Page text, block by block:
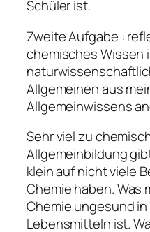
Schüler ist.
Zweite Aufgabe :
chemisches Wissen
Allgemeinen aus
Allgemeinwissens
Sehr viel zu
Allgemeinbildung
klein auf nicht viele
Chemie haben. Was
Chemie ungesund
Lebensmitteln ist.